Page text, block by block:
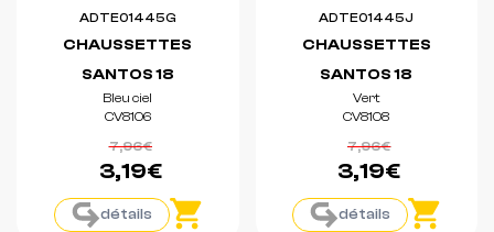
ADTE01445G
CHAUSSETTES
SANTOS 18
Bleu ciel
CV8106
7,96€
3,19€
détails
ADTE01445J
CHAUSSETTES
SANTOS 18
Vert
CV8108
7,96€
3,19€
détails